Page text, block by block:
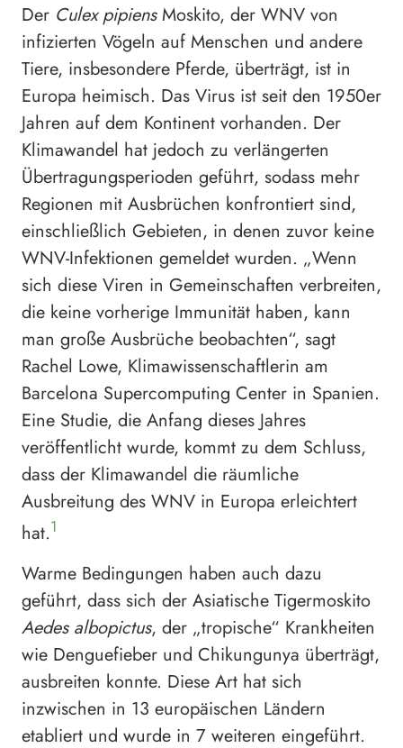
Der Culex pipiensMoskito, der WNV von
infizierten Vögeln auf Menschen und andere
Tiere, insbesondere Pferde, überträgt, ist in
Europa heimisch. Das Virus ist seit den 1950er
Jahren auf dem Kontinent vorhanden. Der
Klimawandel hat jedoch zu verlängerten
Übertragungsperioden geführt, sodass mehr
Regionen mit Ausbrüchen konfrontiert sind,
einschließlich Gebieten, in denen zuvor keine
WNV-Infektionen gemeldet wurden. „Wenn
sich diese Viren in Gemeinschaften verbreiten,
die keine vorherige Immunität haben, kann
man große Ausbrüche beobachten“, sagt
Rachel Lowe, Klimawissenschaftlerin am
Barcelona Supercomputing Center in Spanien.
Eine Studie, die Anfang dieses Jahres
veröffentlicht wurde, kommt zu dem Schluss,
dass der Klimawandel die räumliche
Ausbreitung des WNV in Europa erleichtert
hat.1
Warme Bedingungen haben auch dazu
geführt, dass sich der Asiatische Tigermoskito
Aedes albopictus, der „tropische“ Krankheiten
wie Denguefieber und Chikungunya überträgt,
ausbreiten konnte. Diese Art hat sich
inzwischen in 13 europäischen Ländern
etabliert und wurde in 7 weiteren eingeführt.